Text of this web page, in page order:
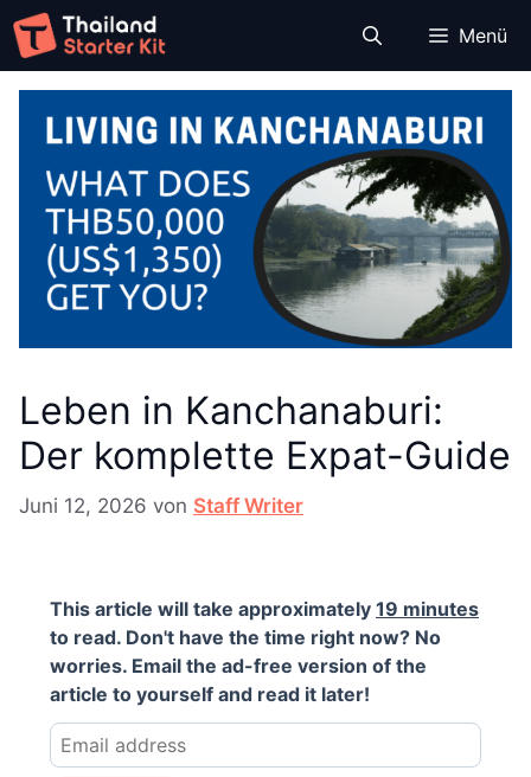
Zum
Inhalt
springen
Menü
Leben in Kanchanaburi:
Der komplette Expat-Guide
Juni 12, 2026 von Staff Writer
This article will take approximately 19 minutes
to read. Don't have the time right now? No
worries. Email the ad-free version of the
article to yourself and read it later!